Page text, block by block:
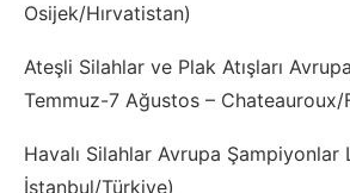
Osijek/Hırvatistan)
Ateşli Silahlar ve Plak Atışları
Temmuz-7 Ağustos – Chateauroux/
Havalı Silahlar Avrupa
İstanbul/Türkiye)